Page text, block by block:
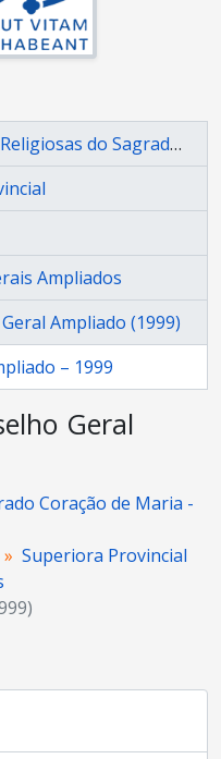
IRSCM-PP - Instituto das Religiosas do Sagrado Coração de Maria - Província Portuguesa
Ampliados
Ampliado (1999)
– 1999
Geral
Coração de Maria -
Superiora Provincial